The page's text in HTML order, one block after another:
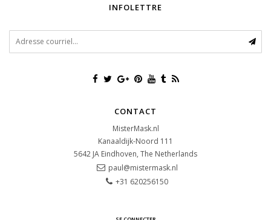
INFOLETTRE
CONTACT
MisterMask.nl
Kanaaldijk-Noord 111
5642 JA Eindhoven, The Netherlands
paul@mistermask.nl
+31 620256150